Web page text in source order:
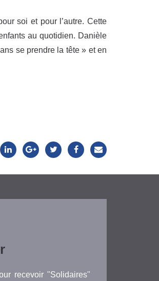
soi et pour l’autre. Cette
au quotidien. Danièle
se prendre la tête » et en
recevoir "Solidaires"